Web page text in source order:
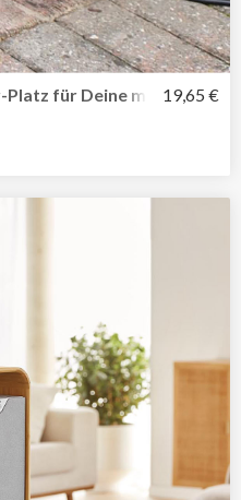
für Deine mobile19,65 €